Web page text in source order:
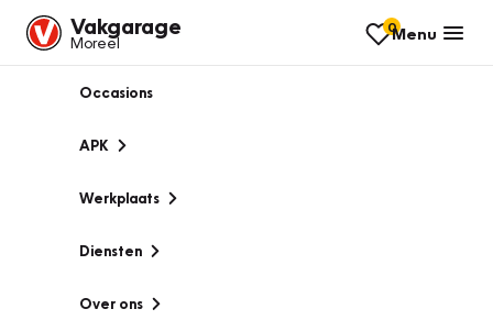
Vakgarage
Moreel
0Menu
Occasions
APK
Werkplaats
Diensten
Over ons